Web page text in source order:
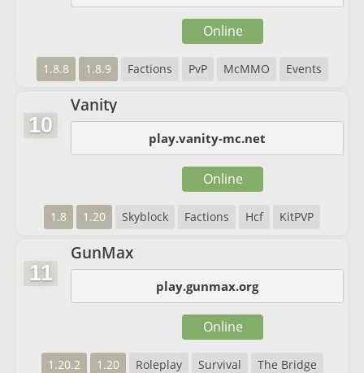
1.8.8 1.8.9 Factions PvP McMMO Events
Online
10
Vanity
play.vanity-mc.net
1.8 1.20 Skyblock Factions Hcf KitPVP
Online
11
GunMax
play.gunmax.org
1.20.2 1.20 Roleplay Survival The Bridge
Online